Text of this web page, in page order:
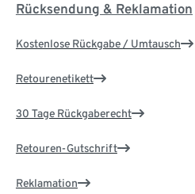
Rücksendung & Reklamation
Kostenlose Rückgabe / Umtausch
Retourenetikett
30 Tage Rückgaberecht
Retouren-Gutschrift
Reklamation